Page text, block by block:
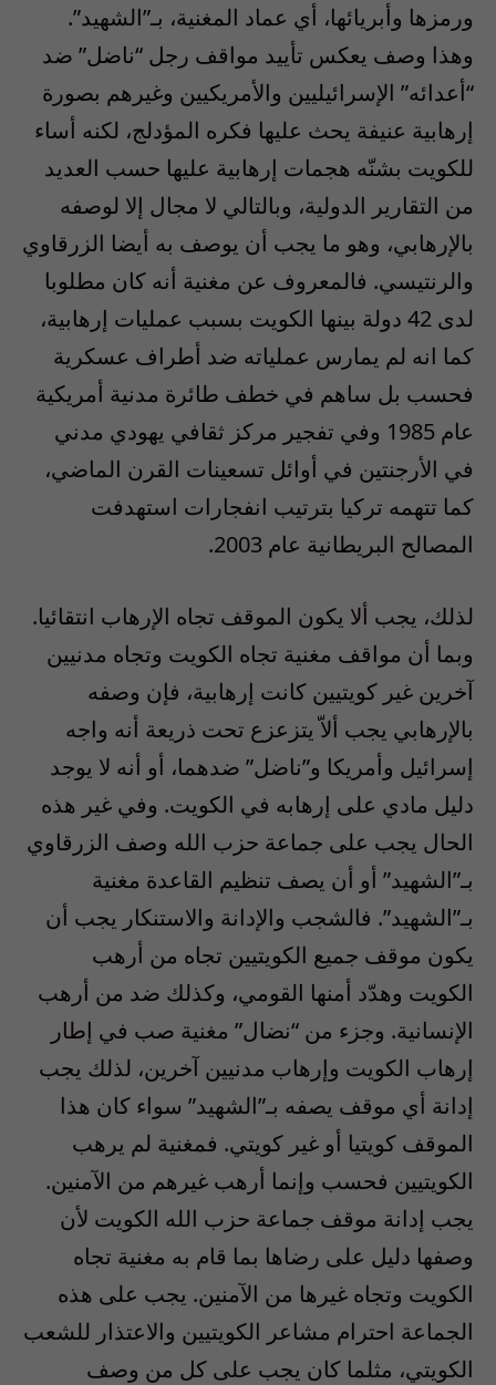
ورمزها وأبريائها، أي عماد المغنية، بـ”الشهيد”.
وهذا وصف يعكس تأييد مواقف رجل “ناضل” ضد
“أعدائه” الإسرائيليين والأمريكيين وغيرهم بصورة
إرهابية عنيفة يحث عليها فكره المؤدلج، لكنه أساء
للكويت بشنّه هجمات إرهابية عليها حسب العديد
من التقارير الدولية، وبالتالي لا مجال إلا لوصفه
بالإرهابي، وهو ما يجب أن يوصف به أيضا الزرقاوي
والرنتيسي. فالمعروف عن مغنية أنه كان مطلوبا
لدى 42 دولة بينها الكويت بسبب عمليات إرهابية،
كما انه لم يمارس عملياته ضد أطراف عسكرية
فحسب بل ساهم في خطف طائرة مدنية أمريكية
عام 1985 وفي تفجير مركز ثقافي يهودي مدني
في الأرجنتين في أوائل تسعينات القرن الماضي،
كما تتهمه تركيا بترتيب انفجارات استهدفت
المصالح البريطانية عام 2003.
لذلك، يجب ألا يكون الموقف تجاه الإرهاب انتقائيا.
وبما أن مواقف مغنية تجاه الكويت وتجاه مدنيين
آخرين غير كويتيين كانت إرهابية، فإن وصفه
بالإرهابي يجب ألاّ يتزعزع تحت ذريعة أنه واجه
إسرائيل وأمريكا و”ناضل” ضدهما، أو أنه لا يوجد
دليل مادي على إرهابه في الكويت. وفي غير هذه
الحال يجب على جماعة حزب الله وصف الزرقاوي
بـ”الشهيد” أو أن يصف تنظيم القاعدة مغنية
بـ”الشهيد”. فالشجب والإدانة والاستنكار يجب أن
يكون موقف جميع الكويتيين تجاه من أرهب
الكويت وهدّد أمنها القومي، وكذلك ضد من أرهب
الإنسانية. وجزء من “نضال” مغنية صب في إطار
إرهاب الكويت وإرهاب مدنيين آخرين، لذلك يجب
إدانة أي موقف يصفه بـ”الشهيد” سواء كان هذا
الموقف كويتيا أو غير كويتي. فمغنية لم يرهب
الكويتيين فحسب وإنما أرهب غيرهم من الآمنين.
يجب إدانة موقف جماعة حزب الله الكويت لأن
وصفها دليل على رضاها بما قام به مغنية تجاه
الكويت وتجاه غيرها من الآمنين. يجب على هذه
الجماعة احترام مشاعر الكويتيين والاعتذار للشعب
الكويتي، مثلما كان يجب على كل من وصف